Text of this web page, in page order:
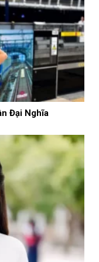
Đại Nghĩa